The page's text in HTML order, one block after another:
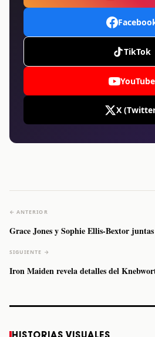
TikTok
YouTube
X
← ANTERIOR
Grace Jones y Sophie Ellis-Bextor
SIGUIENTE →
Iron Maiden revela detalles del